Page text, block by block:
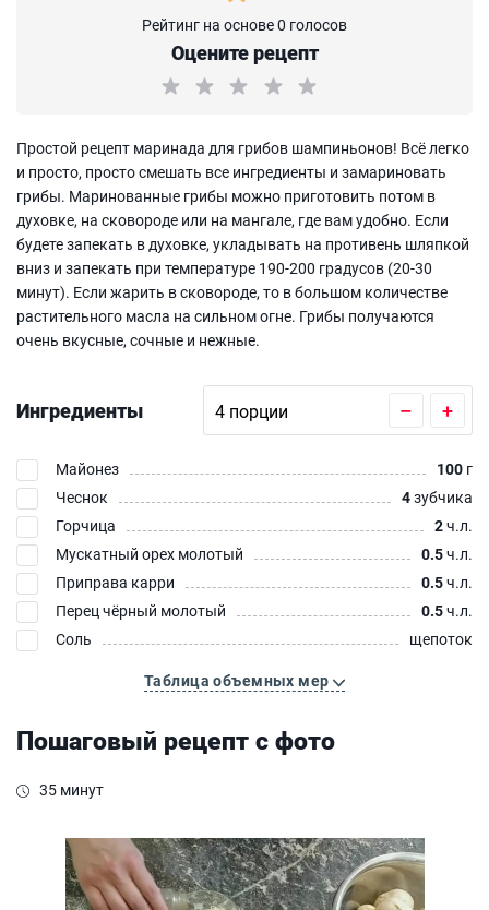
Рейтинг на основе 0 голосов
Оцените рецепт
Простой рецепт маринада для грибов шампиньонов! Всё легко
и просто, просто смешать все ингредиенты и замариновать
грибы. Маринованные грибы можно приготовить потом в
духовке, на сковороде или на мангале, где вам удобно. Если
будете запекать в духовке, укладывать на противень шляпкой
вниз и запекать при температуре 190-200 градусов (20-30
минут). Если жарить в сковороде, то в большом количестве
растительного масла на сильном огне. Грибы получаются
очень вкусные, сочные и нежные.
Ингредиенты – +
Майонез 100 г
Чеснок
4зубчика
Горчица
2ч.л.
Мускатный орех молотый
0.5ч.л.
Приправа карри
0.5ч.л.
Перец чёрный молотый
0.5ч.л.
Соль
щепоток
Таблица объемных мер
Пошаговый рецепт с фото
35 минут